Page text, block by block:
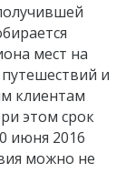
мест на
и
клиентам
этом срок
июня 2016
можно не